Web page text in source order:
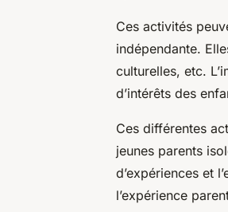
Ces activités
indépendante.
culturelles, etc.
d’intérêts des
Ces différentes
jeunes parents
d’expériences et
l’expérience